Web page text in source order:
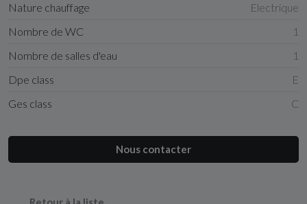
Nature chauffage
Electrique
Nombre de WC
1
Nombre de salles d'eau
1
Dpe class
E
Ges class
C
Nous contacter